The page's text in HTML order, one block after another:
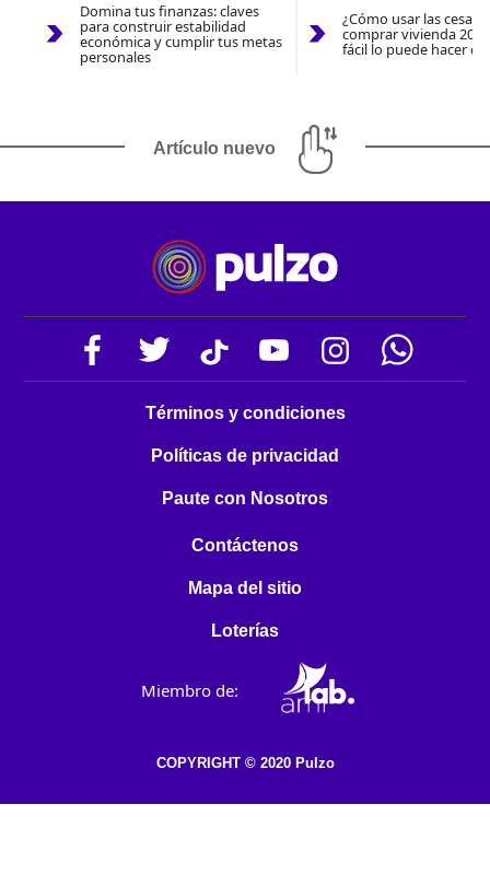
Domina tus finanzas: claves
para construir estabilidad
económica y cumplir tus metas
personales
¿Cómo usar las
comprar vivienda
fácil lo puede hacer
Artículo nuevo
Términos y condiciones
Políticas de privacidad
Paute con Nosotros
Contáctenos
Mapa del sitio
Loterías
Miembro de:
COPYRIGHT © 2020 Pulzo